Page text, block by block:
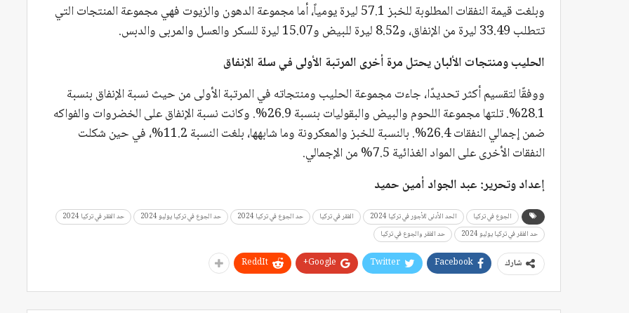
وبلغت قيمة النفقات المطلوبة للخبز 57.1 ليرة يومياً، أما مجموعة الدهون والزيوت فهي مجموعة المنتجات التي
تتطلب 33.49 ليرة من الإنفاق، و8.52 ليرة للبيض و15.07 ليرة للسكر والعسل والمربى والدبس.
الحليب ومنتجات الألبان يحتل مرة أخرى المرتبة الأولى في سلة الإنفاق
ووفقًا لتقسيم أكثر تحديدًا، جاءت مجموعة الحليب ومنتجاته في المرتبة الأولى من حيث نسبة الإنفاق بنسبة
28.1%. تلتها مجموعة اللحوم والبيض والبقوليات بنسبة 26.9%. وكانت نسبة الإنفاق على الخضروات والفواكه
ضمن إجمالي النفقات 26.4%. بالنسبة للخبز والمعكرونة وما شابهها، بلغت النسبة 11.2%، في حين شكلت
النفقات الأخرى على المواد الغذائية 7.5% من الإجمالي.
إعداد وتحرير: عبد الجواد أمين حميد
الجوع في تركيا الحد الأدنى للأجور في تركيا 2024 الفقر في تركيا حد الجوع في تركيا 2024 حد الجوع في تركيا يوليو 2024
حد الفقر في تركيا 2024
حد الفقر في تركيا يوليو 2024
حد الفقر والجوع في تركيا
شارك Facebook
Twitter
Google+
ReddIt